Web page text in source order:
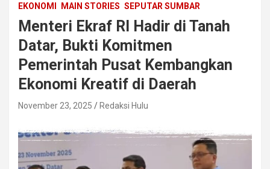
EKONOMI MAIN STORIES SEPUTAR SUMBAR
Menteri Ekraf RI Hadir di Tanah
Datar, Bukti Komitmen
Pemerintah Pusat Kembangkan
Ekonomi Kreatif di Daerah
November 23, 2025 Redaksi Hulu